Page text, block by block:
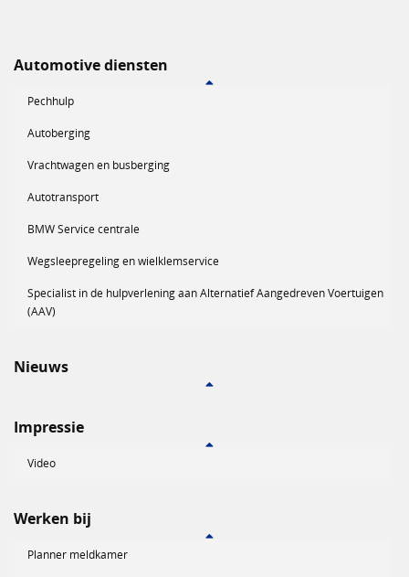
Automotive diensten
Pechhulp
Autoberging
Vrachtwagen en busberging
Autotransport
BMW Service centrale
Wegsleepregeling en wielklemservice
Specialist in de hulpverlening aan Alternatief Aangedreven Voertuigen
(AAV)
Nieuws
Impressie
Video
Werken bij
Planner meldkamer